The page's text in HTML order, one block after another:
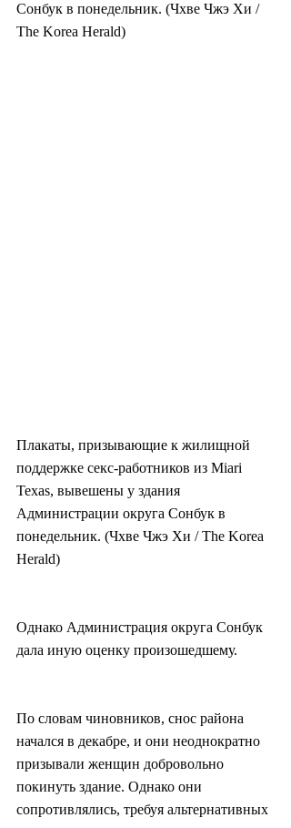
Сонбук в понедельник. (Чхве Чжэ Хи /
The Korea Herald)
Плакаты, призывающие к жилищной
поддержке секс-работников из Miari
Texas, вывешены у здания
Администрации округа Сонбук в
понедельник. (Чхве Чжэ Хи / The Korea
Herald)
Однако Администрация округа Сонбук
дала иную оценку произошедшему.
По словам чиновников, снос района
начался в декабре, и они неоднократно
призывали женщин добровольно
покинуть здание. Однако они
сопротивлялись, требуя альтернативных